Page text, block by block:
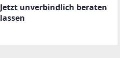
Jetzt unverbindlich beraten
lassen